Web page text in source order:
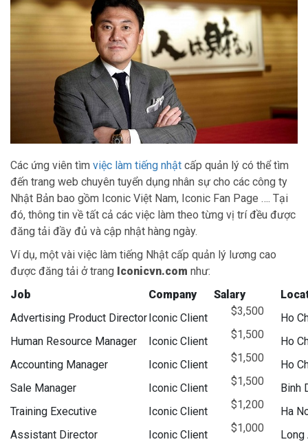
Các ứng viên tìm việc làm tiếng nhật cấp quản lý có thể tìm
đến trang web chuyên tuyển dụng nhân sự cho các công ty
Nhật Bản bao gồm Iconic Việt Nam, Iconic Fan Page …. Tại
đó, thông tin về tất cả các việc làm theo từng vị trí đều được
đăng tải đầy đủ và cập nhật hàng ngày.
Ví dụ, một vài việc làm tiếng Nhật cấp quản lý lương cao
được đăng tải ở trang Iconicvn.com như:
Job
Company Salary
Advertising Product Director Iconic Client
$3,500
Ho
Human Resource Manager
Iconic Client
$1,500
Ho
Accounting Manager
Iconic Client
$1,500
Ho
Sale Manager
Iconic Client
$1,500
Binh
Training Executive
Iconic Client
$1,200
Ha
Assistant Director
Iconic Client
$1,000
Long